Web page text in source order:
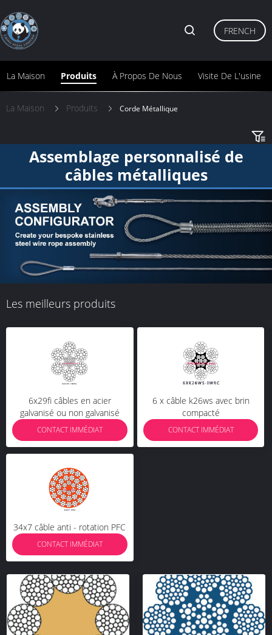
La Maison Produits À Propos De Nous Visite De L'usine
FRENCH
La Maison Produits Corde Métallique
Assemblage personnalisé de
câbles métalliques
Les meilleurs produits
6x29fi câbles en acier
galvanisé ou non galvanisé
CONTACT IMMÉDIAT
6 x câble k26ws avec brin
compacté
CONTACT IMMÉDIAT
34x7 câble anti - rotation PFC
CONTACT IMMÉDIAT